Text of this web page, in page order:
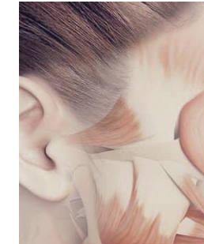
著書
Godo AIAとは
お知らせ
特定商取引法に基づく表記